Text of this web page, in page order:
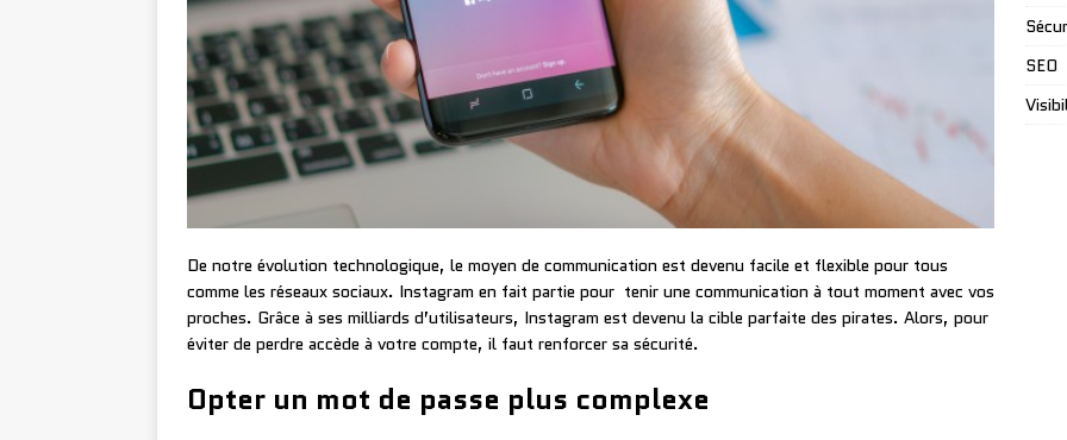
De notre évolution technologique, le moyen de communication est devenu facile et flexible pour tous
comme les réseaux sociaux. Instagram en fait partie pour tenir une communication à tout moment avec vos
proches. Grâce à ses milliards d’utilisateurs, Instagram est devenu la cible parfaite des pirates. Alors, pour
éviter de perdre accède à votre compte, il faut renforcer sa sécurité.
Opter un mot de passe plus complexe
SEO